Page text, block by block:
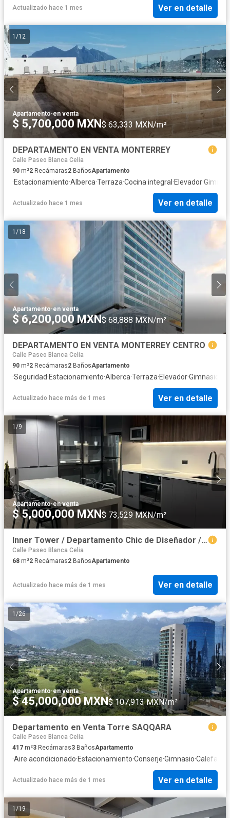
Actualizado hace 1 mes Ver en detalle
1 /12
Apartamento·en venta
$ 5,700,000 MXN$ 63,333 MXN/m²
DEPARTAMENTO EN VENTA MONTERREY
Calle Paseo Blanca Celia
90 m²2 Recámaras2 BañosApartamento
·Estacionamiento·Alberca·Terraza·Cocina integral ·Elevador·
Actualizado hace 1 mes Ver en detalle
1 /18
Apartamento·en venta
$ 6,200,000 MXN$ 68,888 MXN/m²
DEPARTAMENTO EN VENTA MONTERREY CENTRO
Calle Paseo Blanca Celia
90 m²2 Recámaras2 BañosApartamento
·Seguridad·Estacionamiento·Alberca·Terraza·Elevador·Gimnasio
Actualizado hace más de 1 mes Ver en detalle
1 /9
Apartamento·en venta
$ 5,000,000 MXN$ 73,529 MXN/m²
Inner Tower / Departamento Chic de Diseñador / Mty Centro
Calle Paseo Blanca Celia
68 m²2 Recámaras2 BañosApartamento
Actualizado hace más de 1 mes Ver en detalle
1 /26
Apartamento·en venta
$ 45,000,000 MXN$ 107,913 MXN/m²
Departamento en Venta Torre SAQQARA
Calle Paseo Blanca Celia
417 m²3 Recámaras3 BañosApartamento
·Aire acondicionado·Estacionamiento·Conserje·Gimnasio·
Actualizado hace más de 1 mes Ver en detalle
1/19